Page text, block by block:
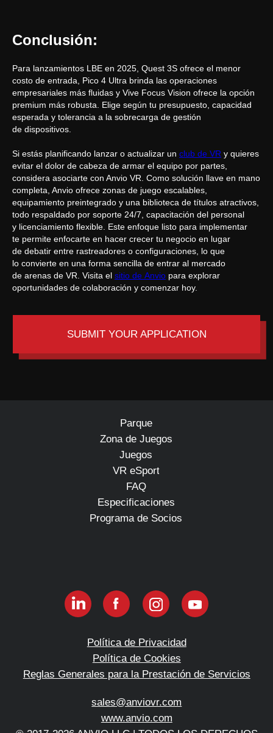
Conclusión:
Para lanzamientos LBE en 2025, Quest 3S ofrece el menor
costo de entrada, Pico 4 Ultra brinda las operaciones
empresariales más fluidas y Vive Focus Vision ofrece la opción
premium más robusta. Elige según tu presupuesto, capacidad
esperada y tolerancia a la sobrecarga de gestión
de dispositivos.
Si estás planificando lanzar o actualizar un club de VR y quieres
evitar el dolor de cabeza de armar el equipo por partes,
considera asociarte con Anvio VR. Como solución llave en mano
completa, Anvio ofrece zonas de juego escalables,
equipamiento preintegrado y una biblioteca de títulos atractivos,
todo respaldado por soporte 24/7, capacitación del personal
y licenciamiento flexible. Este enfoque listo para implementar
te permite enfocarte en hacer crecer tu negocio en lugar
de debatir entre rastreadores o configuraciones, lo que
lo convierte en una forma sencilla de entrar al mercado
de arenas de VR. Visita el sitio de Anvio para explorar
oportunidades de colaboración y comenzar hoy.